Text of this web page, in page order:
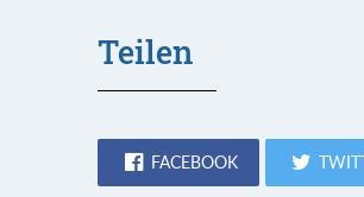
Teilen
FACEBOOK